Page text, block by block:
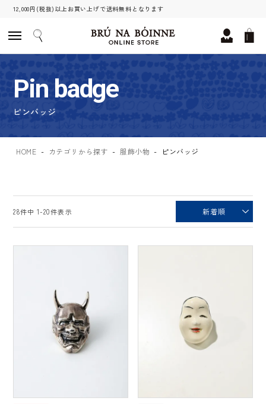
12,000円(税抜)以上お買い上げで送料無料となります
Pin badge
ピンバッジ
HOME カテゴリから探す 服飾小物 ピンバッジ
新着順
28件中 1-20件表示